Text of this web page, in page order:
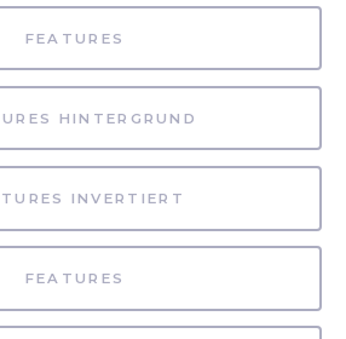
FEATURES
HINTERGRUND
INVERTIERT
FEATURES